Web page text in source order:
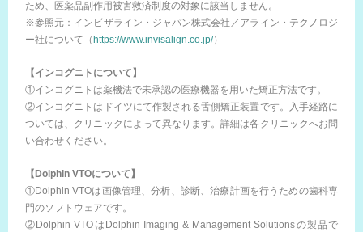
ため、医薬品副作用被害救済制度の対象に該当しません。
※参照元：インビザライン・ジャパン株式会社／アライン・テクノロジ
ー社について（ https://www.invisalign.co.jp/）
【インコグニトについて】
①インコグニトは薬機法で未承認の医療機器を用いた矯正方法です。
②インコグニトはドイツにて作製される舌側矯正装置です。入手経路に
ついては、クリニックによって異なります。詳細は各クリニックへお問
い合わせください。
【Dolphin VTOについて】
①Dolphin VTOは画像管理、分析、診断、治療計画を行うための歯科専
門のソフトウェアです。
②Dolphin VTOはDolphin Imaging & Management Solutionsの製品で